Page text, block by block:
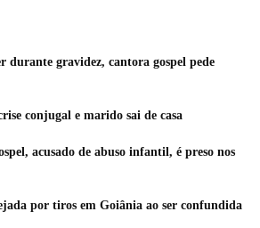
durante gravidez, cantora gospel pede
conjugal e marido sai de casa
acusado de abuso infantil, é preso nos
por tiros em Goiânia ao ser confundida